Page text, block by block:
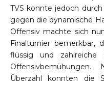
TVS konnte jedoch
gegen die dynamische
Offensiv machte sich
Finalturnier bemerkbar,
flüssig und zahlreiche
Überzahl konnten die